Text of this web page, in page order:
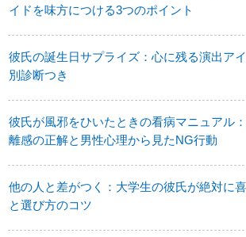
イドを味方につける3つのポイント
彼氏の誕生日サプライズ：心に残る演出ア
別診断つき
彼氏が風邪をひいたときの看病マニュアル
離感の正解と男性心理から見たNG行動
他の人と差がつく：大学生の彼氏が絶対に
と選び方のコツ